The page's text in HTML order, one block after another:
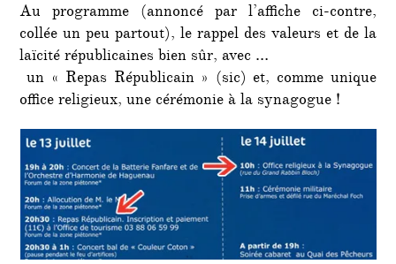
Au programme (annoncé par l’affiche ci-contre,
collée un peu partout), le rappel des valeurs et de la
laïcité républicaines bien sûr, avec …
un « Repas Républicain » (sic) et, comme unique
office religieux, une cérémonie à la synagogue !